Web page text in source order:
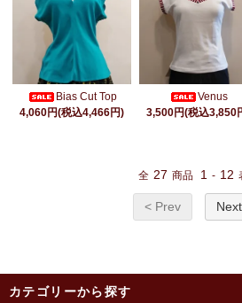
Bias Cut Top
4,060円(税込4,466円)
Venus
3,500円(税込3,850
全 27 商品 1 - 12
< Prev
カテゴリーから探す